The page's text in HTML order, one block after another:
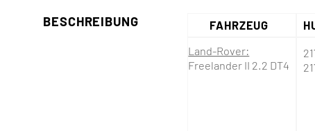
BESCHREIBUNG FAHRZEUG
Land-Rover:
Freelander II 2.2 DT4